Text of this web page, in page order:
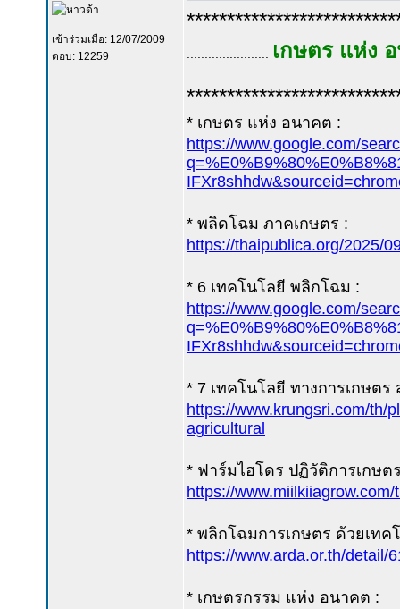
เข้าร่วมเมื่อ: 12/07/2009
ตอบ: 12259
เกษตร แห่ง
* เกษตร แห่ง อนาคต :
https://www.google.com/
* พลิดโฉม ภาคเกษตร :
https://thaipublica.org/2025/
* 6 เทคโนโลยี พลิกโฉม :
https://www.google.com/
* 7 เทคโนโลยี ทางการเกษตร
https://www.krungsri.com/th/
agricultural
* ฟาร์มไฮโดร ปฏิวัติการเกษต
https://
* พลิกโฉมการเกษตร ด้วยเท
https://www.arda.or.th/detail/
* เกษตรกรรม แห่ง อนาคต :